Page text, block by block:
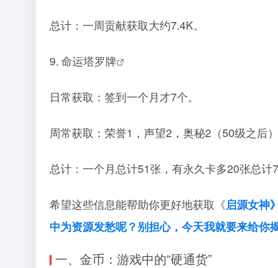
总计：一周贡献获取大约7.4K。
9. 命运塔罗牌
日常获取：签到一个月才7个。
周常获取：荣誉1，声望2，奥秘2（50级之后
总计：一个月总计51张，有永久卡多20张总计
希望这些信息能帮助你更好地获取《启源女神
中为资源发愁呢？别担心，今天我就要来给你
一、金币：游戏中的“硬通货”